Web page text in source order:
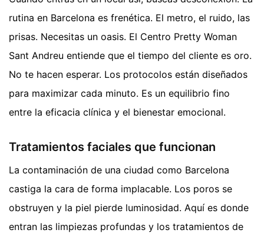
rutina en Barcelona es frenética. El metro, el ruido, las
prisas. Necesitas un oasis. El Centro Pretty Woman
Sant Andreu entiende que el tiempo del cliente es oro.
No te hacen esperar. Los protocolos están diseñados
para maximizar cada minuto. Es un equilibrio fino
entre la eficacia clínica y el bienestar emocional.
Tratamientos faciales que funcionan
La contaminación de una ciudad como Barcelona
castiga la cara de forma implacable. Los poros se
obstruyen y la piel pierde luminosidad. Aquí es donde
entran las limpiezas profundas y los tratamientos de